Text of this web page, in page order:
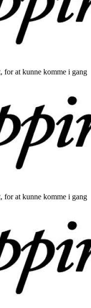
for at kunne komme i gang
for at kunne komme i gang